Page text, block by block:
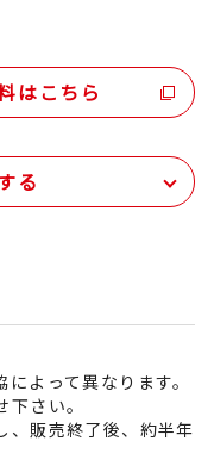
はこちら
る
よって異なります。
さい。
、販売終了後、約半年